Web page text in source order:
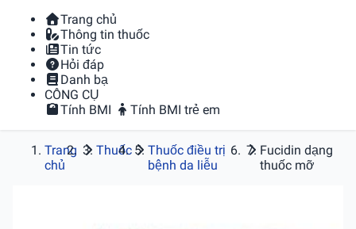
Trang chủ
Thông tin thuốc
Tin tức
Hỏi đáp
Danh bạ
CÔNG CỤ
Tính BMI
Tính BMI trẻ em
Trang
chủ
Thuốc
Thuốc điều trị
bệnh da liễu
Fucidin dạng
thuốc mỡ